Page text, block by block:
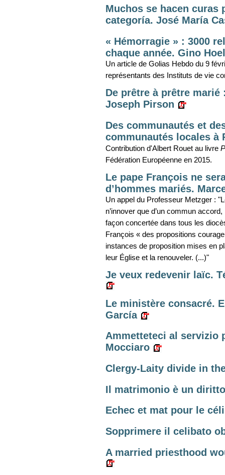
Muchos se hacen curas
categoría. José María
« Hémorragie » : 3000
chaque année. Gino Hoel
Un article de Golias Hebdo du 9
représentants des Instituts de vie
De prêtre à prêtre
Joseph Pirson
Des communautés et
communautés locales à
Contribution d'Albert Rouet au livre
Fédération Européenne en 2015.
Le pape François ne
d’hommes mariés.
Un appel du Professeur Metzger :
n’innover que d’un commun
façon concertée dans tous les
François « des propositions
instances de proposition mises en
leur Église et la renouveler. (...)"
Je veux redevenir laïc.
Le ministère consacré.
García
Ammetteteci al servizio
Mocciaro
Clergy-Laity divide in
Il matrimonio è un
Echec et mat pour le
Sopprimere il celibato
A married priesthood